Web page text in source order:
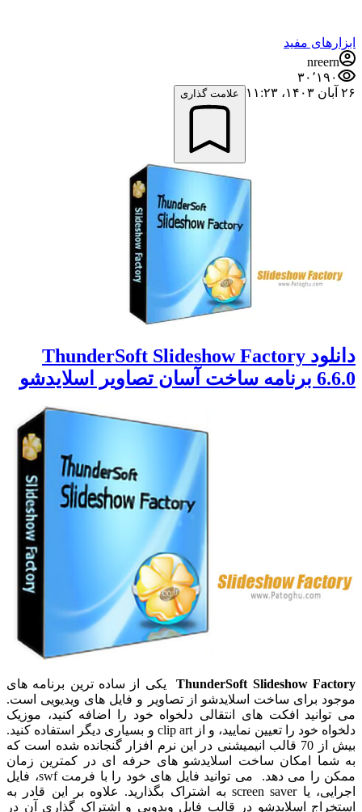
ابزارهای مفید
nreern
۳۰٬۱۹۰
۲۶ آبان ۱۴۰۳،‏ ۱۱:۲۳
علامت گذاری
دانلود ThunderSoft Slideshow Factory
6.6.0 برنامه ساخت آسان تصاویر اسلایدشو
ThunderSoft Slideshow Factoryیکی از ساده ترین برنامه های
موجود برای ساخت اسلایدشو از تصاویر و فایل های ویدیویی است.
می توانید افکت های انتقالی دلخواه خود را اضافه کنید، موزیک
دلخواه خود را تعیین نمایید، و از clip art و بسیاری دیگر استفاده کنید.
بیش از 70 قالب انیمیشنی در این نرم افزار گنجانده شده است که
به شما امکان ساخت اسلایدشو های حرفه ای در کمترین زمان
ممکن را می دهد. می توانید فایل های خود را با فرمت swf، فایل
اجرایی، یا screen saver به اشتراک بگذارید. علاوه بر این قادر به
استخراج اسلایدشو در قالب فایل ویدویی و اشتراک گذاری آن در